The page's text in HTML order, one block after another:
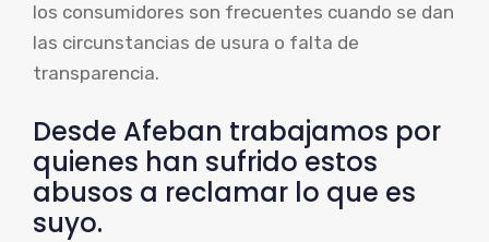
los consumidores son frecuentes cuando se dan
las circunstancias de usura o falta de
transparencia.
Desde Afeban trabajamos por
quienes han sufrido estos
abusos a reclamar lo que es
suyo.